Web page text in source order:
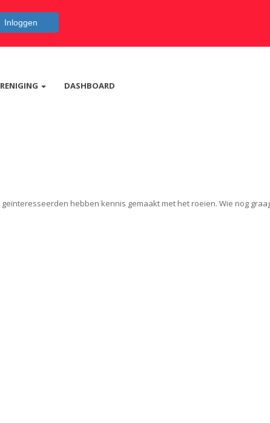
Inloggen
DASHBOARD
hebben kennis gemaakt met het roeien. Wie nog